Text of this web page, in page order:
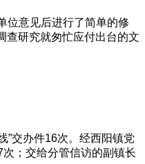
位意见后进行了简单的修
查研究就匆忙应付出台的文
”交办件16次。经西阳镇党
；交给分管信访的副镇长